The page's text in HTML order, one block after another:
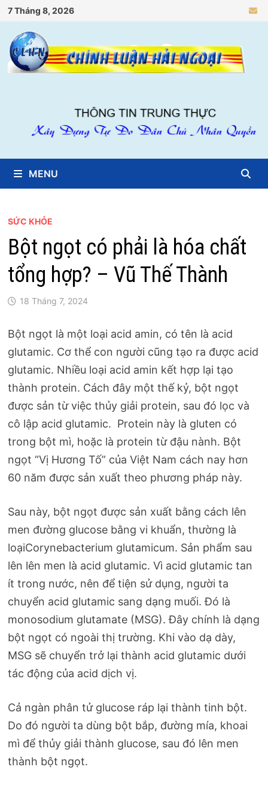
Skip
to
content
7 Tháng 8, 2026
MENU
SỨC KHỎE
Bột ngọt có phải là hóa chất
tổng hợp? – Vũ Thế Thành
18 Tháng 7, 2024
Bột ngọt là một loại acid amin, có tên là acid
glutamic. Cơ thể con người cũng tạo ra được acid
glutamic. Nhiều loại acid amin kết hợp lại tạo
thành protein. Cách đây một thế kỷ, bột ngọt
được sản từ việc thủy giải protein, sau đó lọc và
cô lập acid glutamic. Protein này là gluten có
trong bột mì, hoặc là protein từ đậu nành. Bột
ngọt “Vị Hương Tố” của Việt Nam cách nay hơn
60 năm được sản xuất theo phương pháp này.
Sau này, bột ngọt được sản xuất bằng cách lên
men đường glucose bằng vi khuẩn, thường là
loạiCorynebacterium glutamicum. Sản phẩm sau
lên lên men là acid glutamic. Vì acid glutamic tan
ít trong nước, nên để tiện sử dụng, người ta
chuyển acid glutamic sang dạng muối. Đó là
monosodium glutamate (MSG). Đây chính là dạng
bột ngọt có ngoài thị trường. Khi vào dạ dày,
MSG sẽ chuyển trở lại thành acid glutamic dưới
tác động của acid dịch vị.
Cả ngàn phân tử glucose ráp lại thành tinh bột.
Do đó người ta dùng bột bắp, đường mía, khoai
mì để thủy giải thành glucose, sau đó lên men
thành bột ngọt.